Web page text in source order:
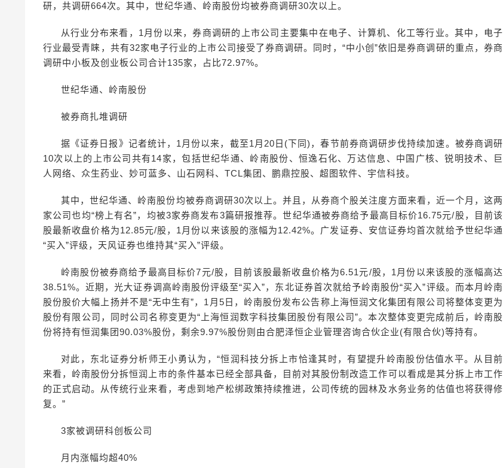
研，共调研664次。其中，世纪华通、岭南股份均被券商调研30次以上。
从行业分布来看，1月份以来，券商调研的上市公司主要集中在电子、计算机、化工等行业。其中，电子
行业最受青睐，共有32家电子行业的上市公司接受了券商调研。同时，“中小创”依旧是券商调研的重点，券商
调研中小板及创业板公司合计135家，占比72.97%。
世纪华通、岭南股份
被券商扎堆调研
据《证券日报》记者统计，1月份以来，截至1月20日(下同)，春节前券商调研步伐持续加速。被券商调研
10次以上的上市公司共有14家，包括世纪华通、岭南股份、恒逸石化、万达信息、中国广核、锐明技术、巨
人网络、众生药业、妙可蓝多、山石网科、TCL集团、鹏鼎控股、超图软件、宇信科技。
其中，世纪华通、岭南股份均被券商调研30次以上。并且，从券商个股关注度方面来看，近一个月，这两
家公司也均“榜上有名”，均被3家券商发布3篇研报推荐。世纪华通被券商给予最高目标价16.75元/股，目前该
股最新收盘价格为12.85元/股，1月份以来该股的涨幅为12.42%。广发证券、安信证券均首次就给予世纪华通
“买入”评级，天风证券也维持其“买入”评级。
岭南股份被券商给予最高目标价7元/股，目前该股最新收盘价格为6.51元/股，1月份以来该股的涨幅高达
38.51%。近期，光大证券调高岭南股份评级至“买入”，东北证券首次就给予岭南股份“买入”评级。而本月岭南
股份股价大幅上扬并不是“无中生有”，1月5日，岭南股份发布公告称上海恒润文化集团有限公司将整体变更为
股份有限公司，同时公司名称变更为“上海恒润数字科技集团股份有限公司”。本次整体变更完成前后，岭南股
份将持有恒润集团90.03%股份，剩余9.97%股份则由合肥泽恒企业管理咨询合伙企业(有限合伙)等持有。
对此，东北证券分析师王小勇认为，“恒润科技分拆上市恰逢其时，有望提升岭南股份估值水平。从目前
来看，岭南股份分拆恒润上市的条件基本已经全部具备，目前对其股份制改造工作可以看成是其分拆上市工作
的正式启动。从传统行业来看，考虑到地产松绑政策持续推进，公司传统的园林及水务业务的估值也将获得修
复。”
3家被调研科创板公司
月内涨幅均超40%